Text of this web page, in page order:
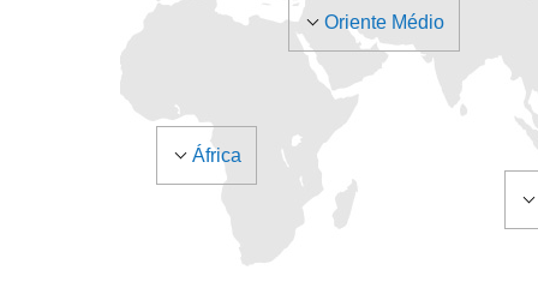
Oriente Médio
África